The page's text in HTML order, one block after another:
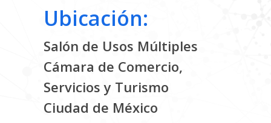
Ubicación:
Salón de Usos Múltiples
Cámara de Comercio,
Servicios y Turismo
Ciudad de México